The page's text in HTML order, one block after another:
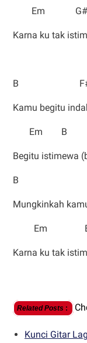
Em
Karna ku tak
B
Kamu begitu
Em B
Begitu istimewa
B
Mungkinkah
Em
Karna ku tak
Related Posts :
Kunci Gitar